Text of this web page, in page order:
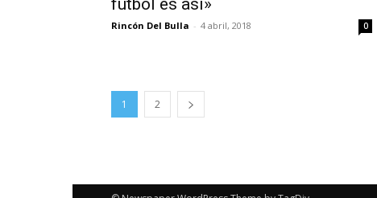
Rincón Del Bulla - 4 abril, 2018 0
1 2